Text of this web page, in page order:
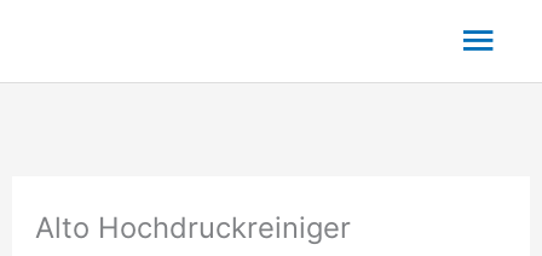
springen
Alto Hochdruckreiniger